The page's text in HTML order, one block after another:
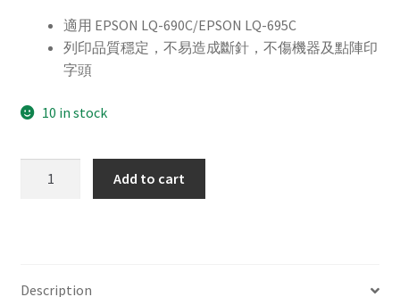
適用 EPSON LQ-690C/EPSON LQ-695C
列印品質穩定，不易造成斷針，不傷機器及點陣印
字頭
10 in stock
Add to cart
Description